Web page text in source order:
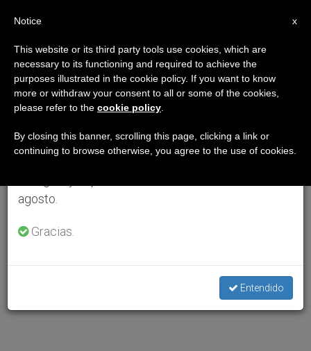
×
Aviso importante
Del 27 de julio al 7 de agosto haremos la pausa
anual, aprovechando que en el periodo de verano
se generan menos informaciones y también el
agosto.
Gracias.
Entendido
x
Notice
This website or its third party tools use cookies, which are
necessary to its functioning and required to achieve the
purposes illustrated in the cookie policy. If you want to know
more or withdraw your consent to all or some of the cookies,
please refer to the cookie policy
By closing this banner, scrolling this page, clicking a link or
continuing to browse otherwise, you agree to the use of cookies.